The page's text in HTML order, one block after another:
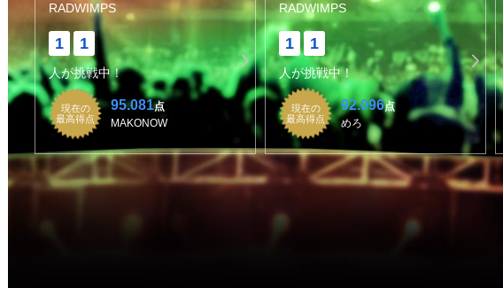
RADWIMPS
1 1
人が挑戦中！
現在の
最高得点
95.081点
MAKONOW
RADWIMPS
1 1
人が挑戦中！
現在の
最高得点
92.096点
めろ